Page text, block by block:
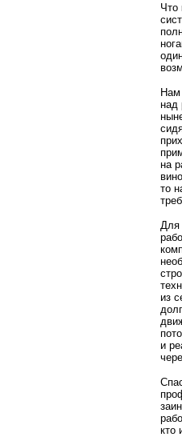
Что
Нам
над
на
то
Для
из
и
кто